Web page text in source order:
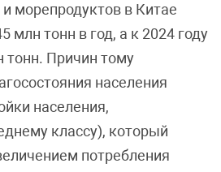
морепродуктов в Китае
млн тонн в год, а к 2024 году
тонн. Причин тому
населения
населения,
классу), который
потребления